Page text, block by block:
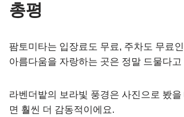
총평
팜토미타는 입장료도 무료, 주차도 무료
아름다움을 자랑하는 곳은 정말 드물다고
라벤더밭의 보라빛 풍경은 사진으로 봤을
면 훨씬 더 감동적이에요.